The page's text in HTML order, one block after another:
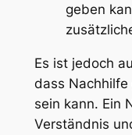
geben
Es ist jedoch
dass
sein kann. Ein
Verständnis